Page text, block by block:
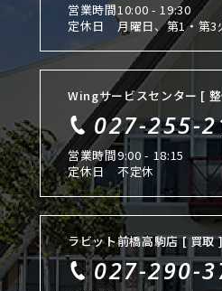
営業時間10:00 - 19:30
定休日
月曜日、第1・第3
Wingサービスセンター [
027-255-
営業時間9:00 - 18:15
定休日
不定休
ラビット前橋高駒店 [ 買取
027-290-